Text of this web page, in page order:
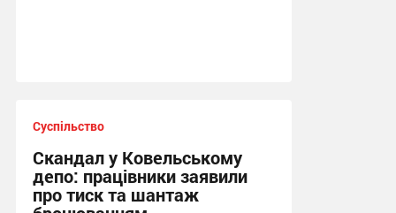
Суспільство
Скандал у Ковельському
депо: працівники заявили
про тиск та шантаж